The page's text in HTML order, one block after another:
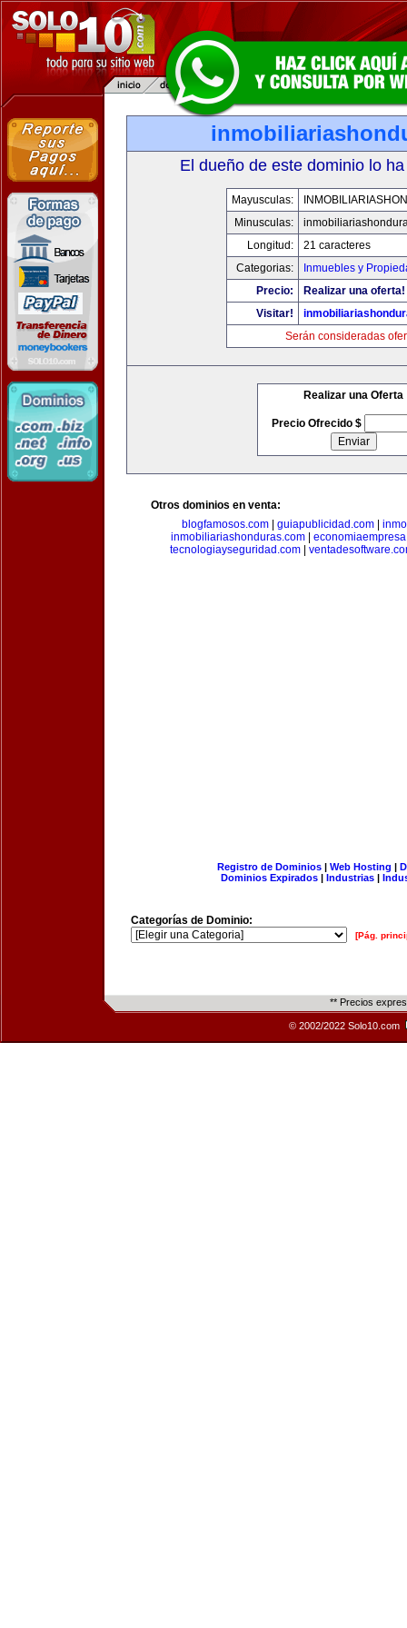
El dueño de este dominio lo
Mayusculas:
Minusculas:
Longitud:
21 caracteres
Categorias:
Inmuebles y
Precio:
Realizar una oferta!
Visitar!
Serán consideradas
Realizar una Oferta
Precio Ofrecido $
Otros dominios en venta:
blogfamosos.com
guiapublicidad.com
inmobiliariashonduras.com
tecnologiayseguridad.com|
Registro de Dominios| Web Hosting |
Dominios Expirados | Industrias |
Categorías de Dominio:
[Pág.
** Precios
© 2002/2022 Solo10.com